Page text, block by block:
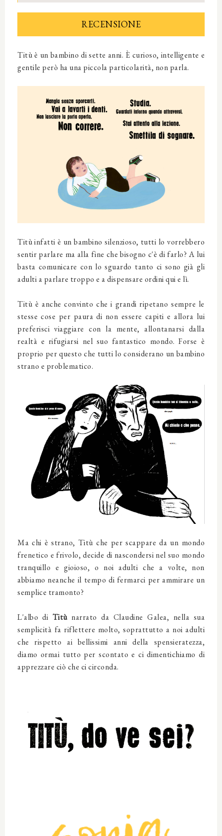
RECENSIONE
Titù è un bambino di sette anni. È curioso, intelligente e
gentile però ha una piccola particolarità, non parla.
Titù infatti è un bambino silenzioso, tutti lo vorrebbero
sentir parlare ma alla fine che bisogno c'è di farlo? A lui
basta comunicare con lo sguardo tanto ci sono già gli
adulti a parlare troppo e a dispensare ordini qui e lì.
Titù è anche convinto che i grandi ripetano sempre le
stesse cose per paura di non essere capiti e allora lui
preferisci viaggiare con la mente, allontanarsi dalla
realtà e rifugiarsi nel suo fantastico mondo. Forse è
proprio per questo che tutti lo considerano un bambino
strano e problematico.
Ma chi è strano, Titù che per scappare da un mondo
frenetico e frivolo, decide di nascondersi nel suo mondo
tranquillo e gioioso, o noi adulti che a volte, non
abbiamo neanche il tempo di fermarci per ammirare un
semplice tramonto?
L'albo di Titùnarrato da Claudine Galea, nella sua
semplicità fa riflettere molto, soprattutto a noi adulti
che rispetto ai bellissimi anni della spensieratezza,
diamo ormai tutto per scontato e ci dimentichiamo di
apprezzare ciò che ci circonda.